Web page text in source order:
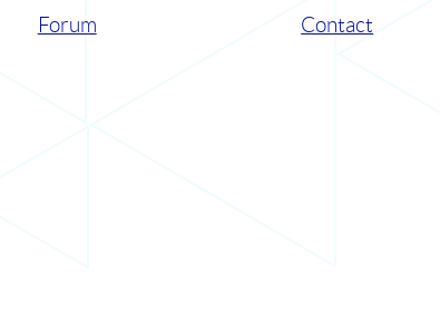
Forum Contact